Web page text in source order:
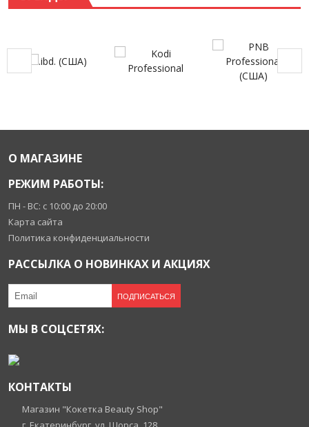
О МАГАЗИНЕ
РЕЖИМ РАБОТЫ:
ПН - ВС: с 10:00 до 20:00
Карта сайта
Политика конфиденциальности
РАССЫЛКА О НОВИНКАХ И АКЦИЯХ
ПОДПИСАТЬСЯ
МЫ В СОЦСЕТЯХ:
КОНТАКТЫ
Магазин "Кокетка Beauty Shop"